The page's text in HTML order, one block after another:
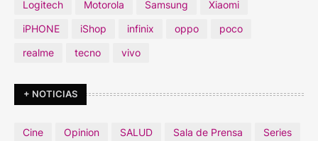
Logitech Motorola Samsung
Xiaomi
iPHONE
iShop infinix oppo
poco
realme
tecno vivo
+ NOTICIAS
Cine Opinion SALUD Sala de Prensa
Series